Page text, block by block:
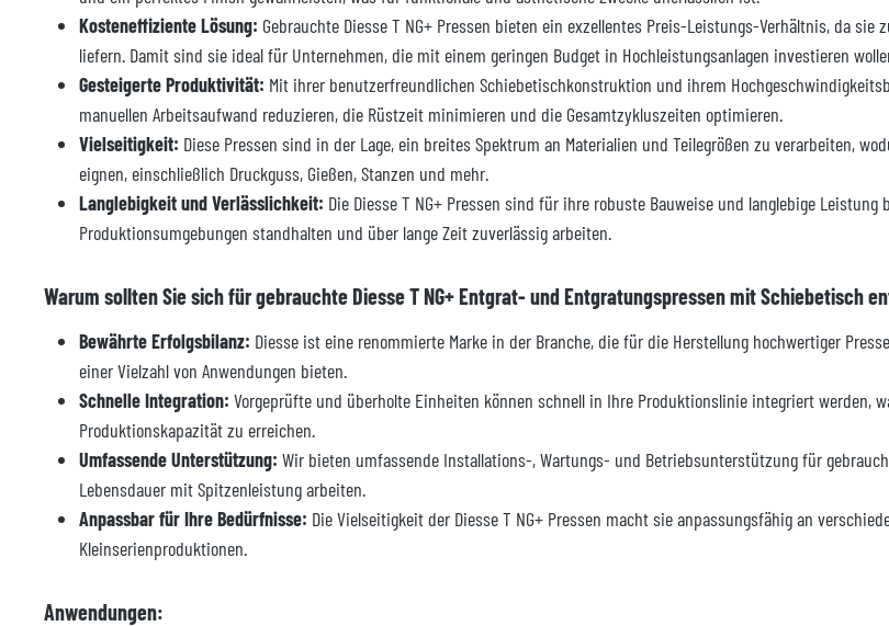
Kosteneffiziente Lösung: Gebrauchte Diesse T NG+ Pressen bieten ein exzellentes Preis-Leistungs-Verhältnis, da
liefern. Damit sind sie ideal für Unternehmen, die mit einem geringen Budget in Hochleistungsanlagen investieren
Gesteigerte Produktivität: Mit ihrer benutzerfreundlichen Schiebetischkonstruktion und ihrem
manuellen Arbeitsaufwand reduzieren, die Rüstzeit minimieren und die Gesamtzykluszeiten optimieren.
Vielseitigkeit: Diese Pressen sind in der Lage, ein breites Spektrum an Materialien und Teilegrößen zu verarbeiten,
eignen, einschließlich Druckguss, Gießen, Stanzen und mehr.
Langlebigkeit und Verlässlichkeit: Die Diesse T NG+ Pressen sind für ihre robuste Bauweise und langlebige
Produktionsumgebungen standhalten und über lange Zeit zuverlässig arbeiten.
Warum sollten Sie sich für gebrauchte Diesse T NG+ Entgrat- und Entgratungspressen mit Schiebetisch
Bewährte Erfolgsbilanz: Diesse ist eine renommierte Marke in der Branche, die für die Herstellung hochwertiger
einer Vielzahl von Anwendungen bieten.
Schnelle Integration: Vorgeprüfte und überholte Einheiten können schnell in Ihre Produktionslinie integriert
Produktionskapazität zu erreichen.
Umfassende Unterstützung: Wir bieten umfassende Installations-, Wartungs- und Betriebsunterstützung für
Lebensdauer mit Spitzenleistung arbeiten.
Anpassbar für Ihre Bedürfnisse: Die Vielseitigkeit der Diesse T NG+ Pressen macht sie anpassungsfähig an
Kleinserienproduktionen.
Anwendungen: